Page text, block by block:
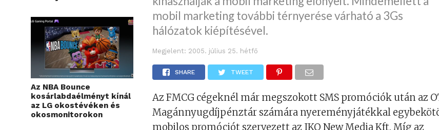
Az NBA Bounce
kosárlabdaélményt kínál
az LG okostévéken és
okosmonitorokon
mobil marketing további térnyerése várható a 3Gs
hálózatok kiépítésével.
Megjelent: 2005. július 25. hétfő
SHARE TWEET
Az FMCG cégeknél már megszokott SMS promóciók után az
Magánnyugdíjpénztár számára nyereményjátékkal
mobilos promóciót szervezett az IKO New Media Kft. Míg az